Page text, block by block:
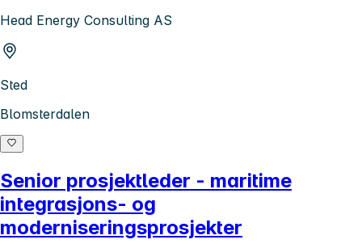
Head Energy Consulting AS
Sted
Blomsterdalen
Senior prosjektleder - maritime
integrasjons- og
moderniseringsprosjekter